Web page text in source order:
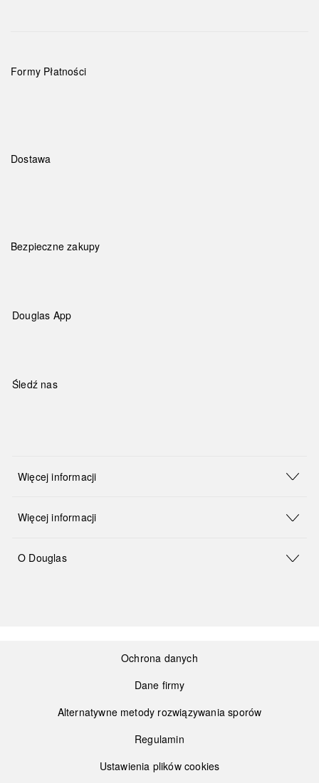
Formy Płatności
Dostawa
Bezpieczne zakupy
Douglas App
Śledź nas
Więcej informacji
Więcej informacji
O Douglas
Ochrona danych
Dane firmy
Alternatywne metody rozwiązywania sporów
Regulamin
Ustawienia plików cookies